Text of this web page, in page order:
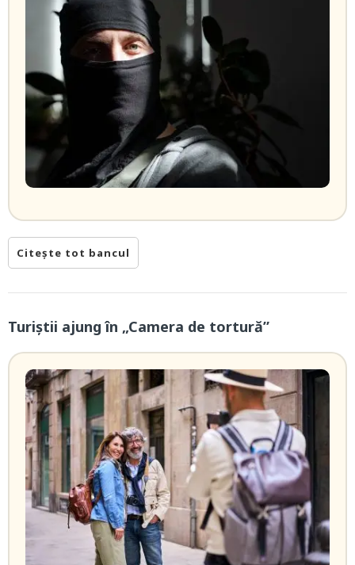
Citește tot bancul
Turiștii ajung în „Camera de tortură”